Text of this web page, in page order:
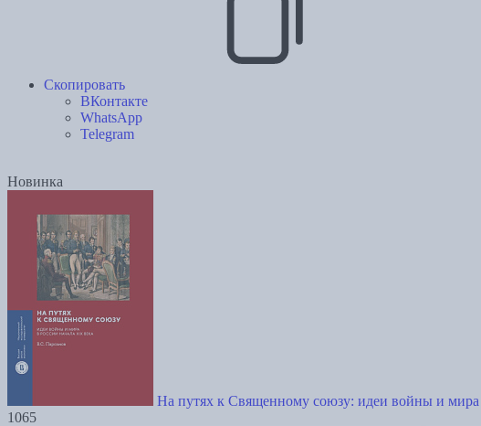
Скопировать
ВКонтакте
WhatsApp
Telegram
Новинка
На путях к Священному союзу: идеи войны и мира
1065